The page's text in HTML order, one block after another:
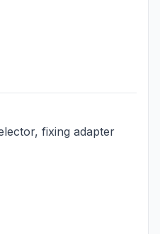
fixing adapter